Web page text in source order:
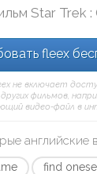
Star Trek :
fleex
не включает
фильмов,
видео-файл в
find